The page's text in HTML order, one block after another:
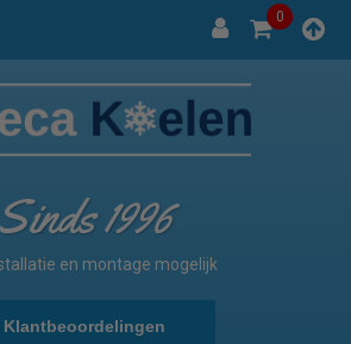
0
Sinds 1996
en montage mogelijk